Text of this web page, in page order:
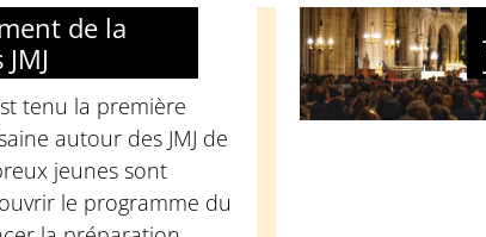
de la
tenu la première
autour des JMJ de
jeunes sont
le programme du